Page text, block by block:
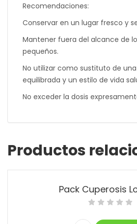
Recomendaciones:
Conservar en un lugar fresco y
Mantener fuera del alcance de
pequeños.
No utilizar como sustituto de
equilibrada y un estilo de vida
No exceder la dosis
Productos
Pack Cuperosis